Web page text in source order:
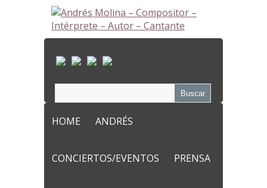
HOME ANDRÉS
CONCIERTOS/EVENTOS PRENSA